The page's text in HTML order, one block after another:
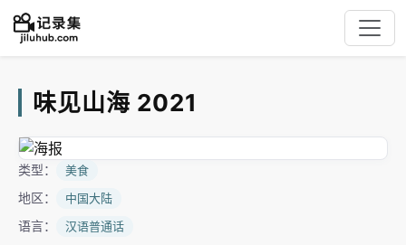
味见山海 2021
类型： 美食
地区： 中国大陆
语言： 汉语普通话